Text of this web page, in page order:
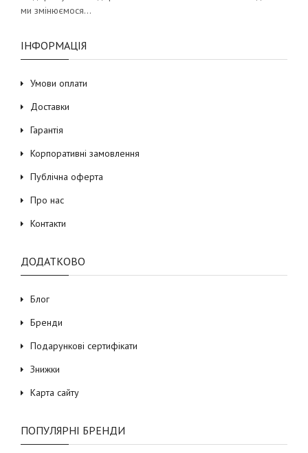
ми змінюємося…
ІНФОРМАЦІЯ
Умови оплати
Доставки
Гарантія
Корпоративні замовлення
Публічна оферта
Про нас
Контакти
ДОДАТКОВО
Блог
Бренди
Подарункові сертифікати
Знижки
Карта сайту
ПОПУЛЯРНІ БРЕНДИ